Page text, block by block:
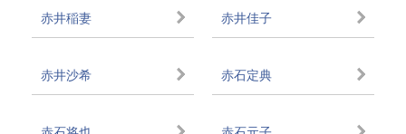
赤井稲妻 赤井佳子
赤井沙希 赤石定典